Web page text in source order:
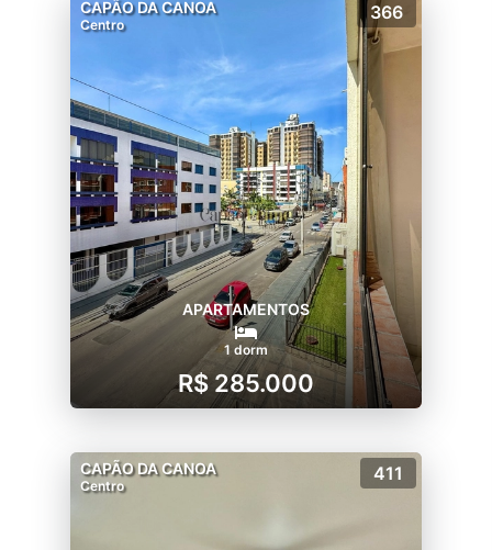
CAPÃO DA CANOA
Centro
366
APARTAMENTOS
1 dorm
R$ 285.000
CAPÃO DA CANOA
Centro
411